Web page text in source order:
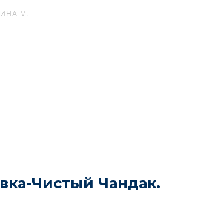
М.
Чистый Чандак.